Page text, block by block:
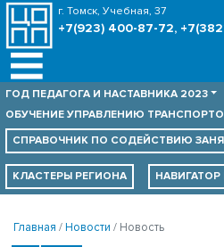
г. Томск, Учебная, 37
+7(923) 400-87-72,
ГОД ПЕДАГОГА И НАСТАВНИКА 2023
ОБУЧЕНИЕ УПРАВЛЕНИЮ
СПРАВОЧНИК ПО СОДЕЙСТВИЮ
КЛАСТЕРЫ РЕГИОНА
Главная Новости Новость